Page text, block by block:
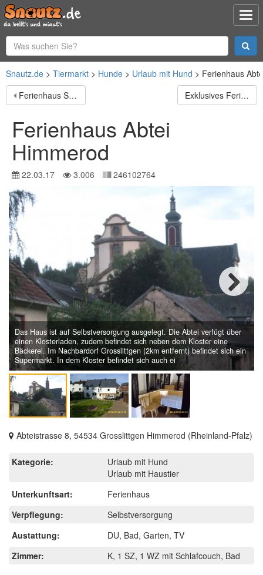
Snautz.de Tiermarkt Hunde Urlaub mit Hund
Ferienhaus
Ferienhaus Salmtal
Exklusives Ferienhaus am See
Ferienhaus Abtei
Himmerod
22.03.17 3.006 246102764
Das Haus ist auf Selbstversorgung ausgelegt. Die Abtei verfügt über
einen Klosterladen, zudem befindet sich neben dem Kloster eine
Bäckerei. Im Nachbardorf Grosslittgen (2km entfernt) befindet sich ein
Supermarkt. In dem Kloster befindet sich auch ei
Next
Abteistrasse 8, 54534 Grosslittgen Himmerod (Rheinland-Pfalz)
Kategorie:
Urlaub mit Hund
Urlaub mit Haustier
Unterkunftsart:
Ferienhaus
Verpflegung:
Selbstversorgung
Austattung:
DU, Bad, Garten, TV
Zimmer:
K, 1 SZ, 1 WZ mit Schlafcouch, Bad